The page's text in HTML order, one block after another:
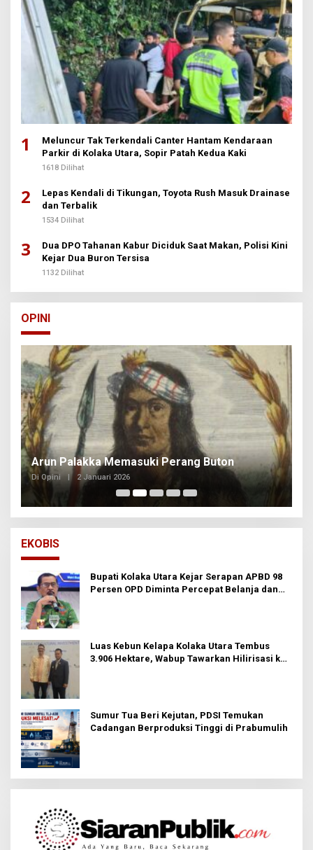
1
Meluncur Tak Terkendali Canter Hantam Kendaraan
Parkir di Kolaka Utara, Sopir Patah Kedua Kaki
1618 Dilihat
2
Lepas Kendali di Tikungan, Toyota Rush Masuk Drainase
dan Terbalik
1534 Dilihat
3
Dua DPO Tahanan Kabur Diciduk Saat Makan, Polisi Kini
Kejar Dua Buron Tersisa
1132 Dilihat
OPINI
Arun Palakka Memasuki Perang Buton
Di Opini | 2 Januari 2026
EKOBIS
Bupati Kolaka Utara Kejar Serapan APBD 98
Persen OPD Diminta Percepat Belanja dan
Luas Kebun Kelapa Kolaka Utara Tembus
3.906 Hektare, Wabup Tawarkan Hilirisasi ke
Sumur Tua Beri Kejutan, PDSI Temukan
Cadangan Berproduksi Tinggi di Prabumulih